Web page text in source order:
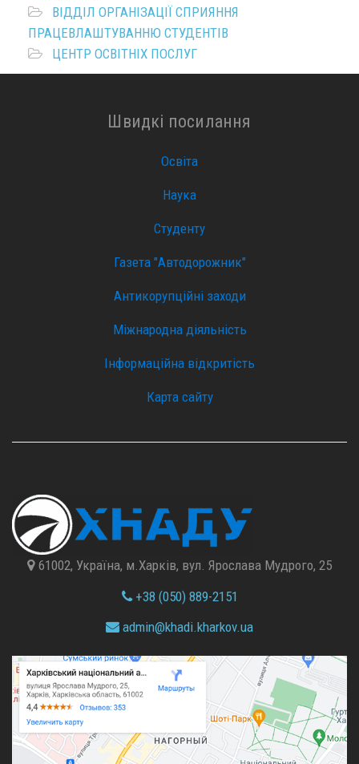
ВІДДІЛ ОРГАНІЗАЦІЇ СПРИЯННЯ
ПРАЦЕВЛАШТУВАННЮ СТУДЕНТІВ
ЦЕНТР ОСВІТНІХ ПОСЛУГ
Швидкі посилання
Освіта
Наука
Студенту
Газета "Автодорожник"
Антикорупційні заходи
Міжнародна діяльність
Інформаційна відкритість
Карта сайту
61002, Україна, м.Харків, вул. Ярослава Мудрого, 25
+38 (050) 889-2151
admin@khadi.kharkov.ua